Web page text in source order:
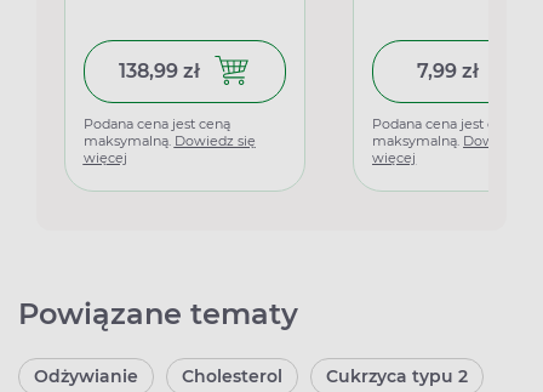
Dodaj do koszyka LibraMed, 138
138,99 zł
Podana cena jest ceną
maksymalną. Dowiedz się
więcej
Dodaj
7,99 zł
Podana cena jest ceną
maksymalną. Dowiedz
więcej
Powiązane tematy
Odżywianie Cholesterol Cukrzyca typu 2